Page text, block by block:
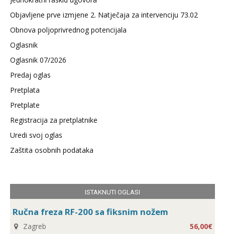
Objavljene prve izmjene 2. Natječaja za intervenciju 73.02
Obnova poljoprivrednog potencijala
Oglasnik
Oglasnik 07/2026
Predaj oglas
Pretplata
Pretplate
Registracija za pretplatnike
Uredi svoj oglas
Zaštita osobnih podataka
ISTAKNUTI OGLASI
Ručna freza RF-200 sa fiksnim nožem
Zagreb 56,00€